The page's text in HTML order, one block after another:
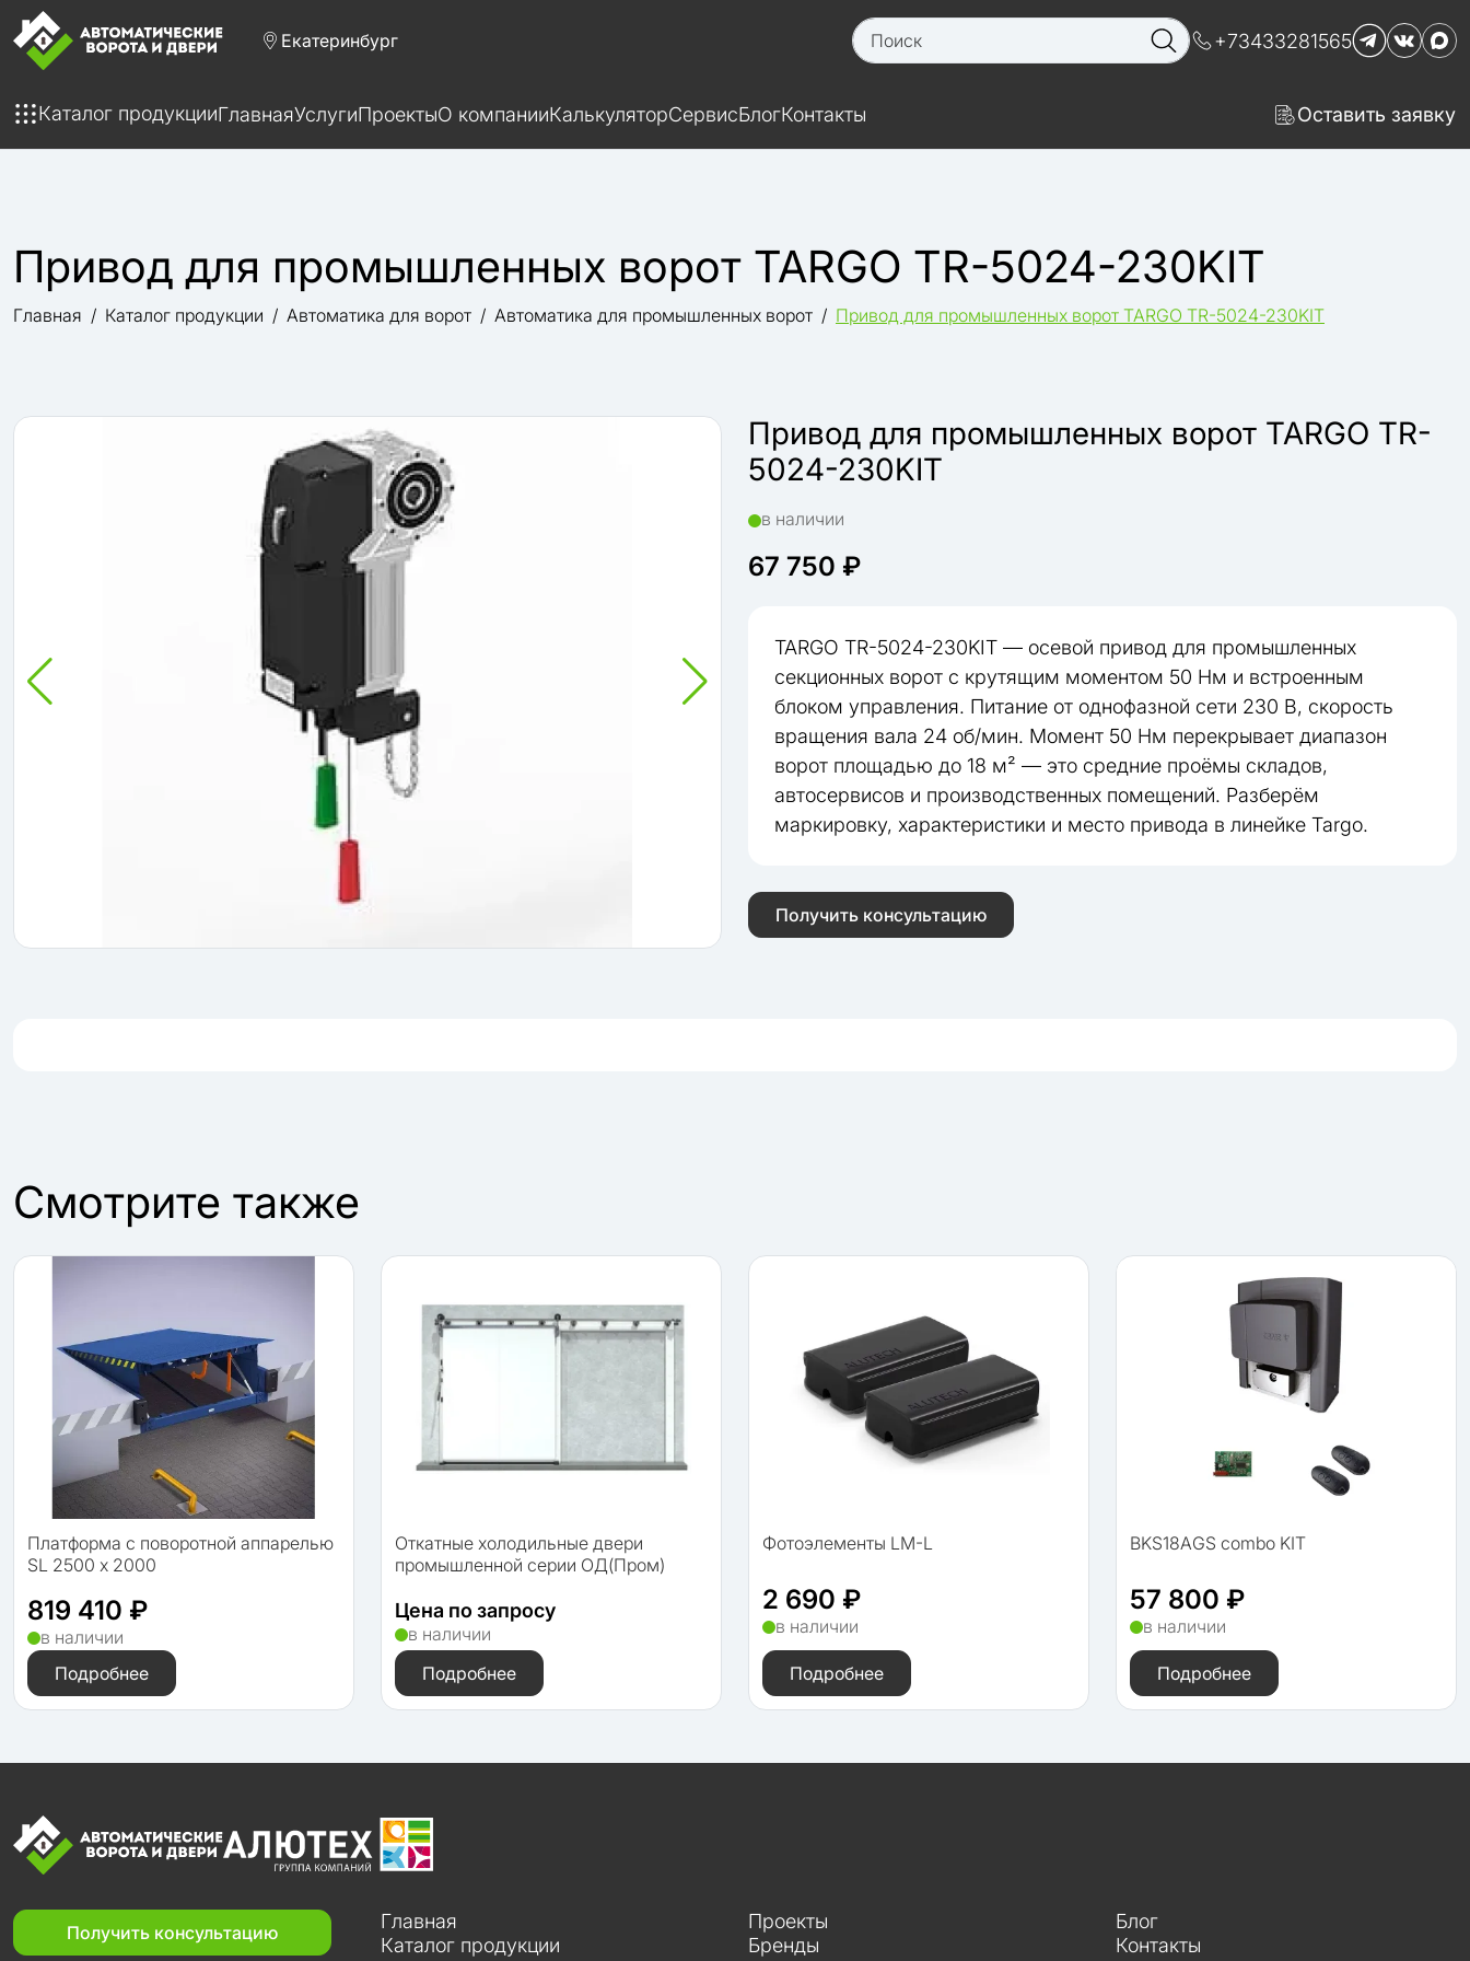
Екатеринбург +73433281565
Каталог продукцииГлавнаяУслугиПроектыО компанииКалькуляторСервисБлогКонтакты Оставить заявку
Привод для промышленных ворот TARGO TR-5024-230KIT
Главная Каталог продукции Автоматика для ворот Автоматика для промышленных ворот Привод для промышленных ворот TARGO TR-5024-230KIT
Привод для промышленных ворот TARGO TR-
5024-230KIT
в наличии
67 750 ₽
TARGO TR-5024-230KIT — осевой привод для промышленных
секционных ворот с крутящим моментом 50 Нм и встроенным
блоком управления. Питание от однофазной сети 230 В, скорость
вращения вала 24 об/мин. Момент 50 Нм перекрывает диапазон
ворот площадью до 18 м² — это средние проёмы складов,
автосервисов и производственных помещений. Разберём
маркировку, характеристики и место привода в линейке Targo.
Получить консультацию
Cмотрите также
Платформа с поворотной аппарелью
SL 2500 х 2000
819 410 ₽
в наличии
Подробнее
Откатные холодильные двери
промышленной серии ОД(Пром)
Цена по запросу
в наличии
Подробнее
Фотоэлементы LM-L
2 690 ₽
в наличии
Подробнее
BKS18AGS combo KIT
57 800 ₽
в наличии
Подробнее
Получить консультацию
Главная
Каталог продукции
Проекты
Бренды
Блог
Контакты